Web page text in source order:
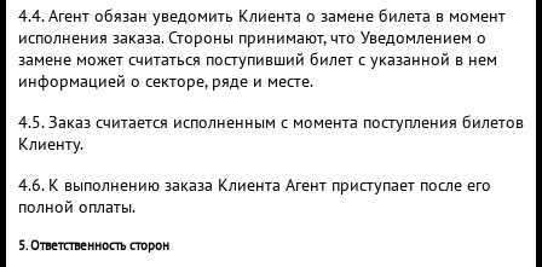
4.4. Агент обязан уведомить Клиента о замене билета в момент
исполнения заказа. Стороны принимают, что Уведомлением о
замене может считаться поступивший билет с указанной в нем
информацией о секторе, ряде и месте.
4.5. Заказ считается исполненным с момента поступления билетов
Клиенту.
4.6. К выполнению заказа Клиента Агент приступает после его
полной оплаты.
5. Ответственность сторон